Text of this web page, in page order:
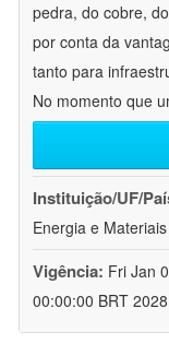
pedra, do cobre,
por conta da
tanto para
No momento que
Instituição/UF/
Energia e
Vigência: Fri Jan
00:00:00 BRT 2028